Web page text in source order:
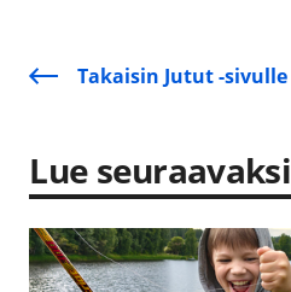
Takaisin Jutut -sivulle
Lue seuraavaksi